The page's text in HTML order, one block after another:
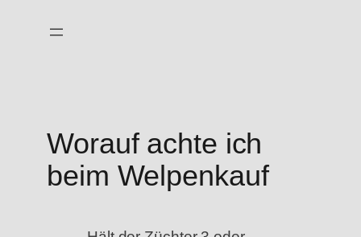
Worauf achte ich
beim Welpenkauf